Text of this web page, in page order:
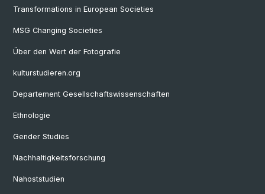
Transformations in European Societies
MSG Changing Societies
Über den Wert der Fotografie
kulturstudieren.org
Departement Gesellschaftswissenschaften
Ethnologie
Gender Studies
Nachhaltigkeitsforschung
Nahoststudien